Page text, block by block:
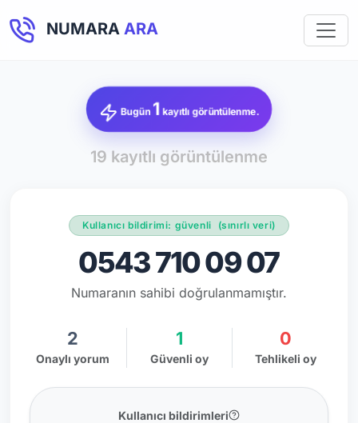
NUMARA ARA
Bugün 1 kayıtlı görüntülenme.
19 kayıtlı görüntülenme
Kullanıcı bildirimi: güvenli (sınırlı veri)
0543 710 09 07
Numaranın sahibi doğrulanmamıştır.
2
Onaylı yorum
1
Güvenli oy
0
Tehlikeli oy
Kullanıcı bildirimleri